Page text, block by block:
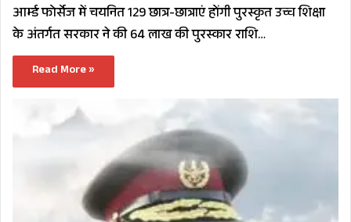
आर्म्ड फोर्सेज में चयनित 129 छात्र-छात्राएं होंगी पुरस्कृत उच्च शिक्षा
के अंतर्गत सरकार ने की 64 लाख की पुरस्कार राशि…
Read More »